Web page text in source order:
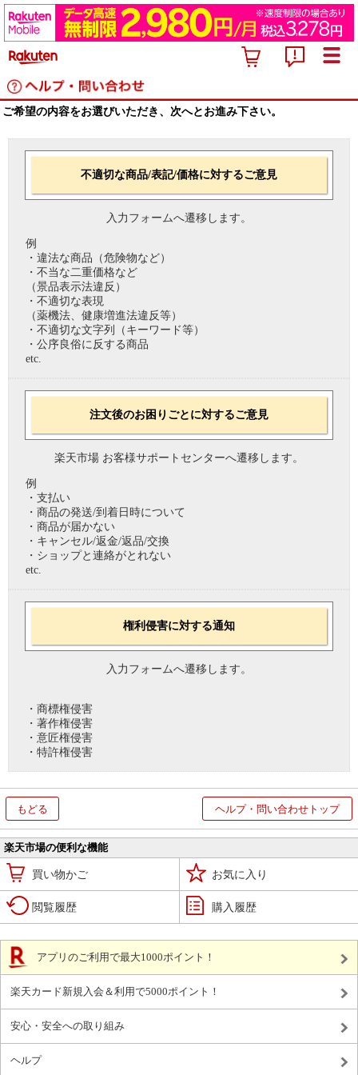
ご希望の内容をお選びいただき、次へとお進み下さい。
不適切な商品/表記/価格に対するご意見
入力フォームへ遷移します。
例
・違法な商品（危険物など）
・不当な二重価格など
（景品表示法違反）
・不適切な表現
（薬機法、健康増進法違反等）
・不適切な文字列（キーワード等）
・公序良俗に反する商品
etc.
注文後のお困りごとに対するご意見
楽天市場 お客様サポートセンターへ遷移します。
例
・支払い
・商品の発送/到着日時について
・商品が届かない
・キャンセル/返金/返品/交換
・ショップと連絡がとれない
etc.
権利侵害に対する通知
入力フォームへ遷移します。
・商標権侵害
・著作権侵害
・意匠権侵害
・特許権侵害
もどる ヘルプ・問い合わせトップ
楽天市場の便利な機能
買い物かご お気に入り
閲覧履歴 購入履歴
アプリのご利用で最大1000ポイント！
楽天カード新規入会＆利用で5000ポイント！
安心・安全への取り組み
ヘルプ